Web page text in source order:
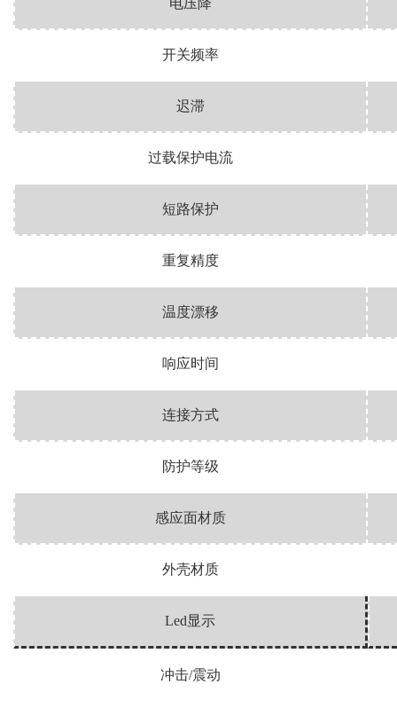
开关频率
迟滞
过载保护电流
短路保护
重复精度
温度漂移
响应时间
连接方式
防护等级
感应面材质
外壳材质
Led显示
冲击/震动